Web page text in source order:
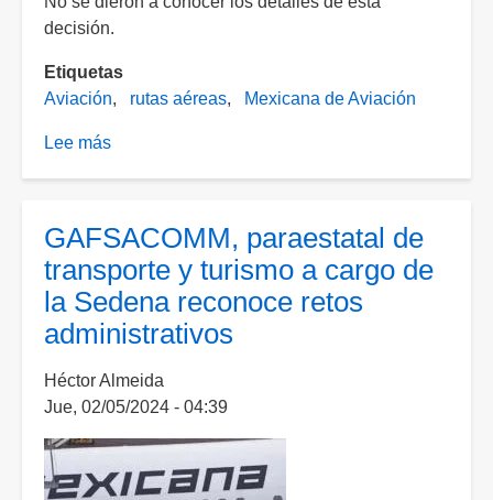
decisión.
Etiquetas
Aviación
rutas aéreas Mexicana de Aviación
Lee más
Mexicana
de
Aviación
dejarán
operar
a
6
GAFSACOMM, paraestatal de
transporte y turismo a cargo de
la Sedena reconoce retos
administrativos
Héctor Almeida
Jue, 02/05/2024 - 04:39